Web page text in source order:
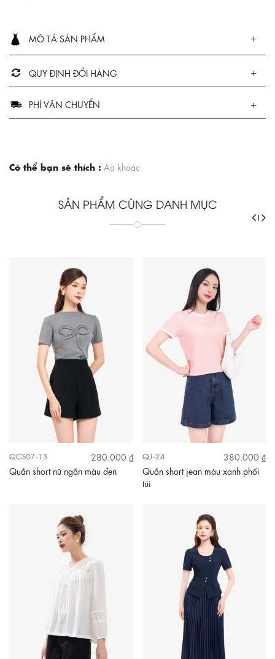
MÔ TẢ SẢN PHẨM
QUY ĐỊNH ĐỔI HÀNG
PHÍ VẬN CHUYỂN
Có thể bạn sẽ thích : Áo khoác
SẢN PHẨM CÙNG DANH MỤC
QCS07-13
280.000 ₫
Quần short nữ ngắn màu đen
QJ-24
380.000 ₫
Quần short jean màu xanh phối
túi